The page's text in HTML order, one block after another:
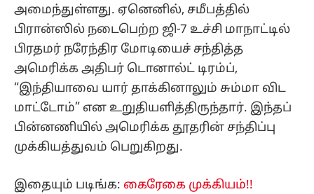
அமைந்துள்ளது. ஏனெனில், சமீபத்தில்
பிரான்ஸில் நடைபெற்ற ஜி-7 உச்சி மாநாட்டில்
பிரதமர் நரேந்திர மோடியைச் சந்தித்த
அமெரிக்க அதிபர் டொனால்ட் டிரம்ப்,
“இந்தியாவை யார் தாக்கினாலும் சும்மா விட
மாட்டோம்” என உறுதியளித்திருந்தார். இந்தப்
பின்னணியில் அமெரிக்க தூதரின் சந்திப்பு
முக்கியத்துவம் பெறுகிறது.
இதையும் படிங்க: கைரேகை முக்கியம்!!